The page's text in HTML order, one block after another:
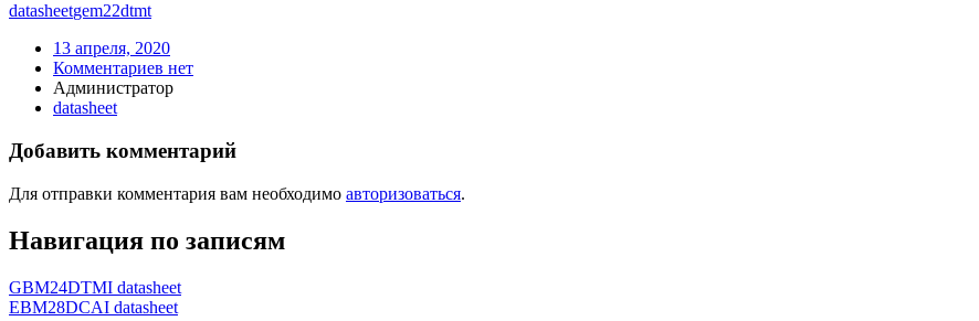
datasheetgem22dtmt
13 апреля, 2020
Комментариев нет
Администратор
datasheet
Добавить комментарий
Для отправки комментария вам необходимо авторизоваться.
Навигация по записям
GBM24DTMI datasheet
EBM28DCAI datasheet